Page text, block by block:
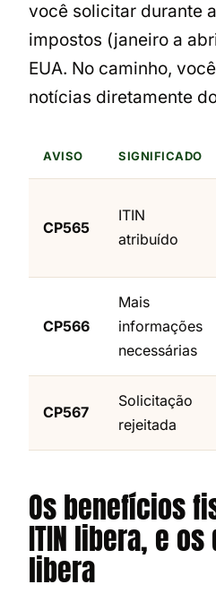
você solicitar durante
impostos (janeiro a
EUA. No caminho,
notícias diretamente
AVISO SIGNIFICADO
CP565
ITIN
atribuído
CP566
Mais
informações
necessárias
CP567
Solicitação
rejeitada
Os benefícios
ITIN libera, e
libera